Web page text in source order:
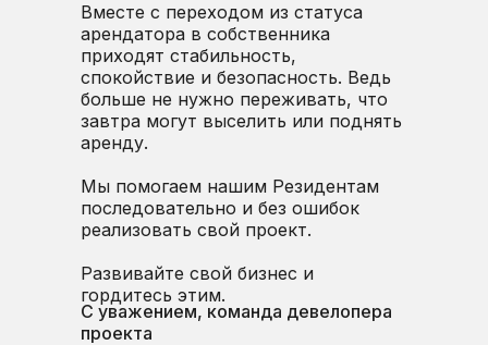
Вместе с переходом из статуса
арендатора в собственника
приходят стабильность,
спокойствие и безопасность. Ведь
больше не нужно переживать, что
завтра могут выселить или поднять
аренду.
Мы помогаем нашим Резидентам
последовательно и без ошибок
реализовать свой проект.
Развивайте свой бизнес и
гордитесь этим.
С уважением, команда девелопера
проекта